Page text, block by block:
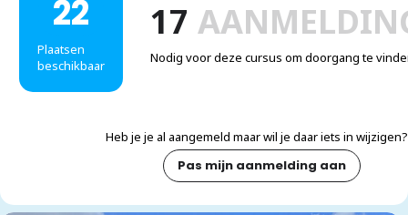
22
Plaatsen
beschikbaar
17
Nodig voor deze cursus om doorgang te
Heb je je al aangemeld maar wil je daar iets in wijzigen?
Pas mijn aanmelding aan